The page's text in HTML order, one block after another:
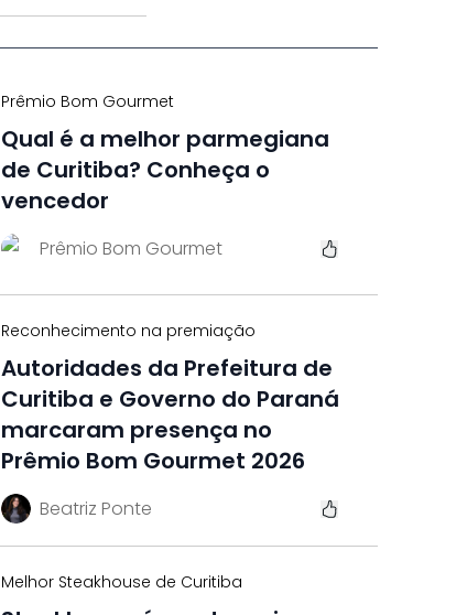
Prêmio Bom Gourmet
Qual é a melhor parmegiana
de Curitiba? Conheça o
vencedor
Prêmio Bom Gourmet
Reconhecimento na premiação
Autoridades da Prefeitura de
Curitiba e Governo do Paraná
marcaram presença no
Prêmio Bom Gourmet 2026
Beatriz Ponte
Melhor Steakhouse de Curitiba